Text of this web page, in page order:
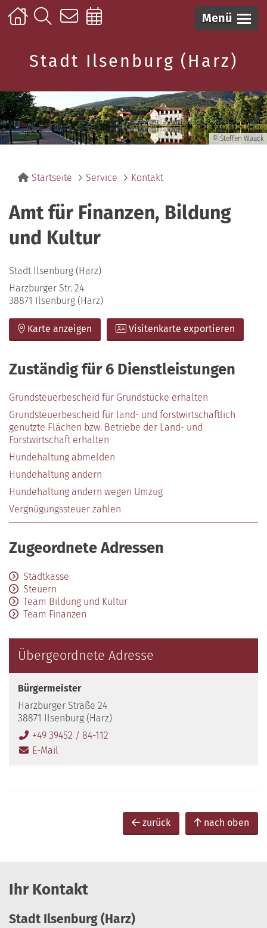
Menü
Stadt Ilsenburg (Harz)
© Steffen Waack
Startseite Service Kontakt
Amt für Finanzen, Bildung
und Kultur
Stadt Ilsenburg (Harz)
Harzburger Str. 24
38871 Ilsenburg (Harz)
Karte anzeigen Visitenkarte exportieren
Zuständig für 6 Dienstleistungen
Grundsteuerbescheid für Grundstücke erhalten
Grundsteuerbescheid für land- und forstwirtschaftlich
genutzte Flächen bzw. Betriebe der Land- und
Forstwirtschaft erhalten
Hundehaltung abmelden
Hundehaltung ändern
Hundehaltung ändern wegen Umzug
Vergnügungssteuer zahlen
Zugeordnete Adressen
Stadtkasse
Steuern
Team Bildung und Kultur
Team Finanzen
Übergeordnete Adresse
Bürgermeister
Harzburger Straße 24
38871 Ilsenburg (Harz)
+49 39452 / 84-112
E-Mail
zurück nach oben
Ihr Kontakt
Stadt Ilsenburg (Harz)